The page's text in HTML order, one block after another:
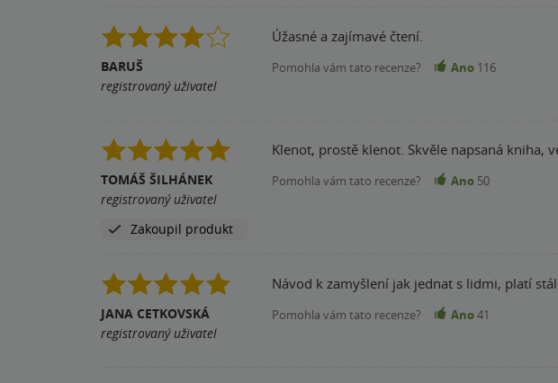
BARUŠ
registrovaný uživatel
Úžasné a zajímavé čtení.
Pomohla vám tato recenze? Ano 116
TOMÁŠ ŠILHÁNEK
registrovaný uživatel
Zakoupil produkt
Klenot, prostě klenot. Skvěle napsaná kniha,
Pomohla vám tato recenze? Ano 50
JANA CETKOVSKÁ
registrovaný uživatel
Návod k zamyšlení jak jednat s lidmi, platí
Pomohla vám tato recenze? Ano41